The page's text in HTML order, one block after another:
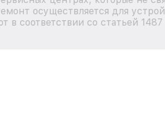
осуществляется для
в соответствии со статьей